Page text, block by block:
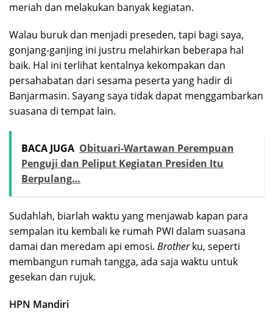
meriah dan melakukan banyak kegiatan.
Walau buruk dan menjadi preseden, tapi bagi saya,
gonjang-ganjing ini justru melahirkan beberapa hal
baik. Hal ini terlihat kentalnya kekompakan dan
persahabatan dari sesama peserta yang hadir di
Banjarmasin. Sayang saya tidak dapat menggambarkan
suasana di tempat lain.
BACA JUGA Obituari-Wartawan Perempuan
Penguji dan Peliput Kegiatan Presiden Itu
Berpulang…
Sudahlah, biarlah waktu yang menjawab kapan para
sempalan itu kembali ke rumah PWI dalam suasana
damai dan meredam api emosi. Brotherku, seperti
membangun rumah tangga, ada saja waktu untuk
gesekan dan rujuk.
HPN Mandiri